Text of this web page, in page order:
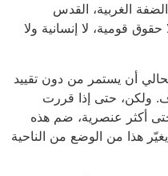
الغربية، القدس
قومية، لا إنسانية ولا
أن يستمر من دون تقييد
ولكن، حتى إذا قررت
أكثر عنصرية، ضم هذه
هذا من الوضع من الناحية